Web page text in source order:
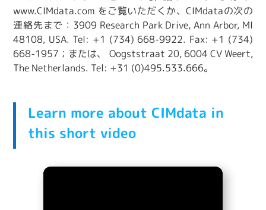
www.CIMdata.com をご覧いただくか、CIMdataの次の
連絡先まで：3909 Research Park Drive, Ann Arbor, MI
48108, USA. Tel: +1 (734) 668-9922. Fax: +1 (734)
668-1957；または、 Oogststraat 20, 6004 CV Weert,
The Netherlands. Tel: +31 (0)495.533.666。
Learn more about CIMdata in
this short video